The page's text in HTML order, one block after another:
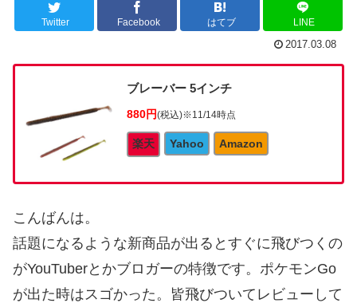
Twitter Facebook はてブ LINE
2017.03.08
ブレーバー 5インチ
880円(税込)※11/14時点
楽天 Yahoo Amazon
こんばんは。
話題になるような新商品が出るとすぐに飛びつくの
がYouTuberとかブロガーの特徴です。ポケモンGo
が出た時はスゴかった。皆飛びついてレビューして